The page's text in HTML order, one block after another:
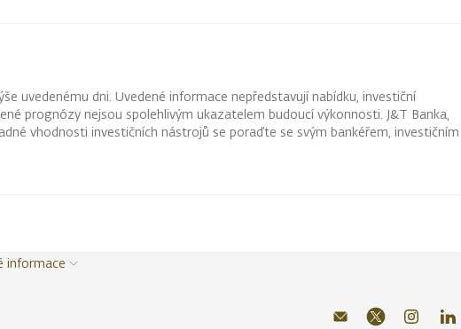
uvedenému dni. Uvedené informace nepředstavují nabídku, investiční
prognózy nejsou spolehlivým ukazatelem budoucí výkonnosti. J&T Banka,
vhodnosti investičních nástrojů se poraďte se svým bankéřem, investičním
informace